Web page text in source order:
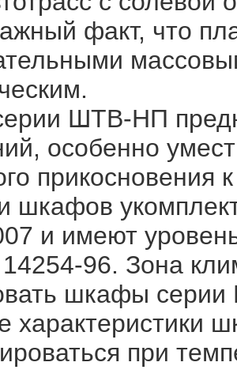
факт, что
ШТВ-НП
особенно
шкафов
и имеют
96. Зона
шкафы
при